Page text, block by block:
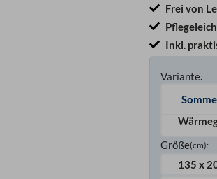
Frei von
Inkl.
Variante:
Größe(cm):
135 x